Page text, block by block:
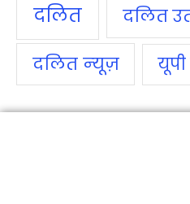
दलित दलित
दलित न्‍यूज़